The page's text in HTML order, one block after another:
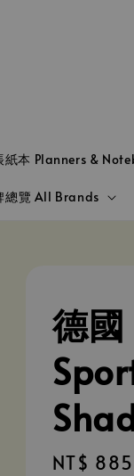
紙本 Planners &
總覽 All Brands
德
Sale
NT$ 885